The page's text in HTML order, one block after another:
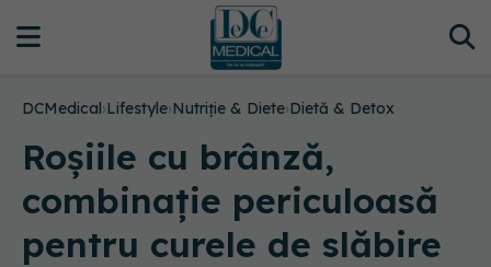
DCMedical›Lifestyle›Nutriție & Diete›Dietă & Detox
Roșiile cu brânză,
combinație periculoasă
pentru curele de slăbire